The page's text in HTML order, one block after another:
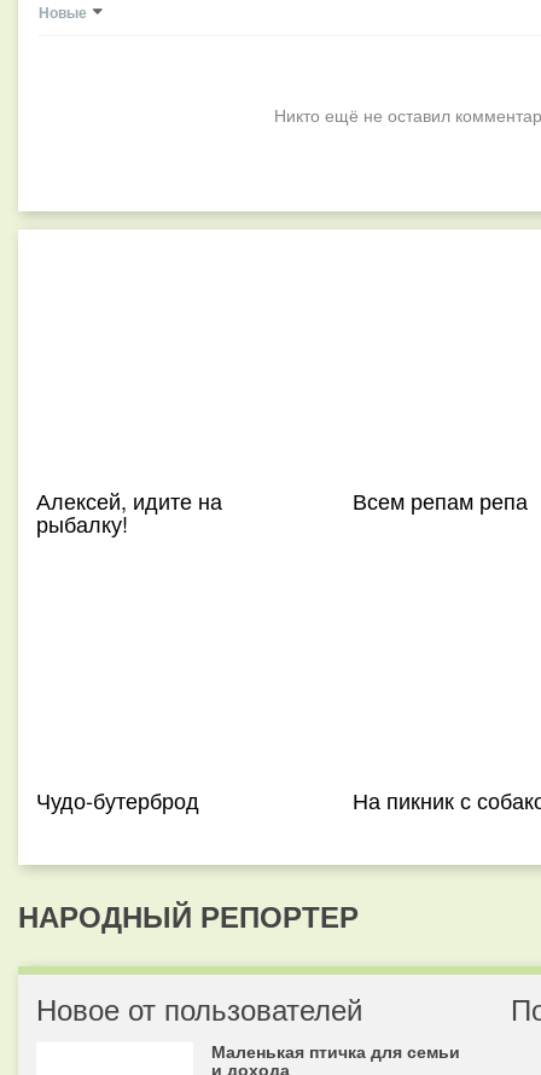
Новые
Никто ещё не оставил
Алексей, идите на
рыбалку!
Всем репам репа
Чудо-бутерброд На пикник с
НАРОДНЫЙ РЕПОРТЕР
Новое от пользователей
Маленькая птичка для семьи
и дохода